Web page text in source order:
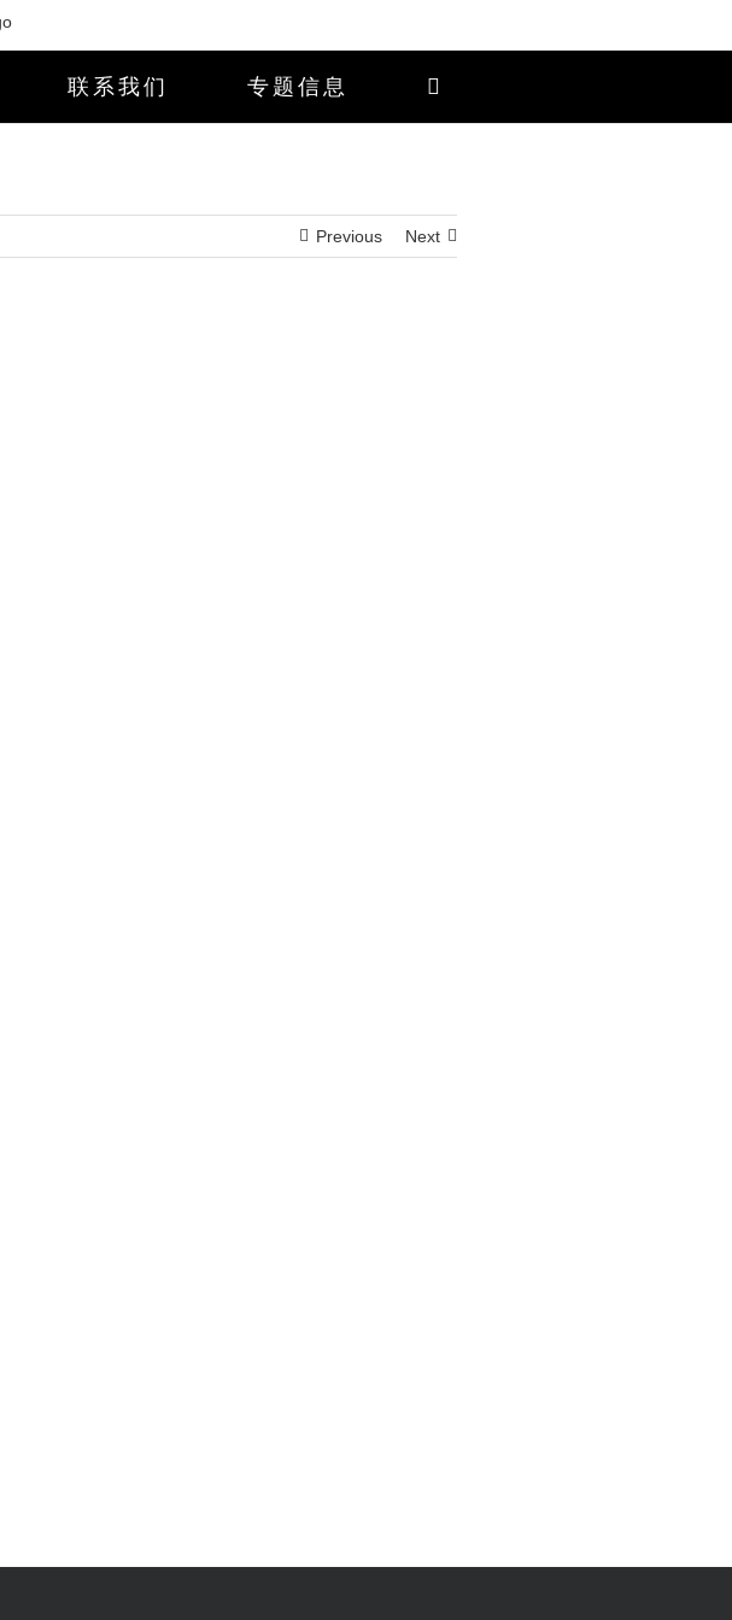
联系我们 专题信息
Previous Next